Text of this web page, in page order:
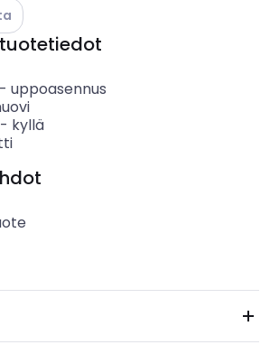
olevat vaihtoehdot
uppoasennus
kyllä